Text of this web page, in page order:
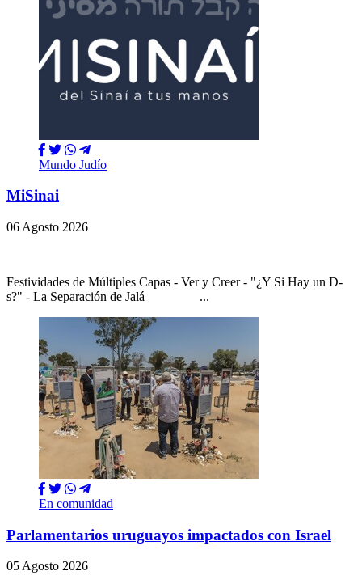
Mundo Judío
MiSinai
06 Agosto 2026
Festividades de Múltiples Capas - Ver y Creer - "¿Y Si Hay un D-
s?" - La Separación de Jalá ...
En comunidad
Parlamentarios uruguayos impactados con Israel
05 Agosto 2026